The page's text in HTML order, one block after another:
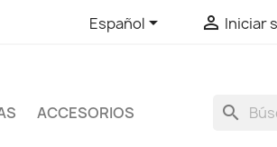
Español  Iniciar
ACCESORIOS search